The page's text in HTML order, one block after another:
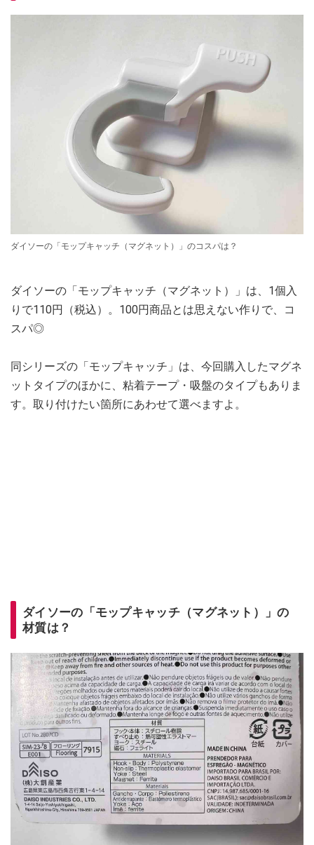
ダイソーの「モップキャッチ（マグネット）」のコスパは？
ダイソーの「モップキャッチ（マグネット）」は、1個入
りで110円（税込）。100円商品とは思えない作りで、コ
スパ◎
同シリーズの「モップキャッチ」は、今回購入したマグネ
ットタイプのほかに、粘着テープ・吸盤のタイプもありま
す。取り付けたい箇所にあわせて選べますよ。
ダイソーの「モップキャッチ（マグネット）」の
材質は？